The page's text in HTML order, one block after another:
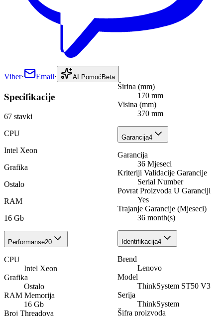
Viber· Email· AI Pomoć Beta
Specifikacije
67 stavki
CPU
Intel Xeon
Grafika
Ostalo
RAM
16 Gb
Performanse20
CPU
Intel Xeon
Grafika
Ostalo
RAM Memorija
16 Gb
Broj Threadova
Širina (mm)
170 mm
Visina (mm)
370 mm
Garancija4
Garancija
36 Mjeseci
Kriteriji Validacije Garancije
Serial Number
Povrat Proizvoda U Garanciji
Yes
Trajanje Garancije (Mjeseci)
36 month(s)
Identifikacija4
Brend
Lenovo
Model
ThinkSystem ST50 V3
Serija
ThinkSystem
Šifra proizvoda